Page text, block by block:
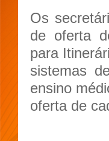
Os
de oferta
para
sistemas
ensino
oferta de